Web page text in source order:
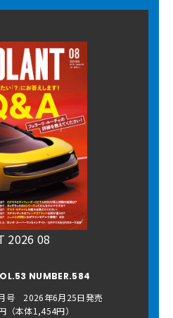
2026 08
NUMBER.584
号 2026年6月25日発売
（本体1,454円）